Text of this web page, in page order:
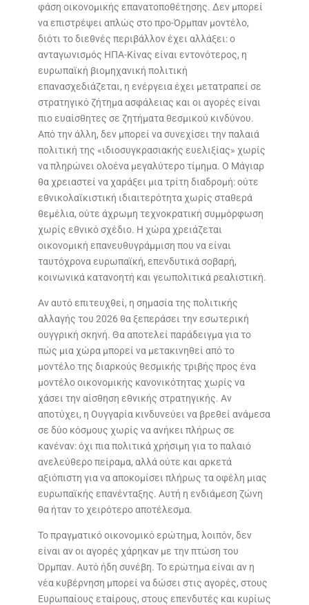
φάση οικονομικής επανατοποθέτησης. Δεν μπορεί
να επιστρέψει απλώς στο προ-Όρμπαν μοντέλο,
διότι το διεθνές περιβάλλον έχει αλλάξει: ο
ανταγωνισμός ΗΠΑ-Κίνας είναι εντονότερος, η
ευρωπαϊκή βιομηχανική πολιτική
επανασχεδιάζεται, η ενέργεια έχει μετατραπεί σε
στρατηγικό ζήτημα ασφάλειας και οι αγορές είναι
πιο ευαίσθητες σε ζητήματα θεσμικού κινδύνου.
Από την άλλη, δεν μπορεί να συνεχίσει την παλαιά
πολιτική της «ιδιοσυγκρασιακής ευελιξίας» χωρίς
να πληρώνει ολοένα μεγαλύτερο τίμημα. Ο Μάγιαρ
θα χρειαστεί να χαράξει μια τρίτη διαδρομή: ούτε
εθνικολαϊκιστική ιδιαιτερότητα χωρίς σταθερά
θεμέλια, ούτε άχρωμη τεχνοκρατική συμμόρφωση
χωρίς εθνικό σχέδιο. Η χώρα χρειάζεται
οικονομική επανευθυγράμμιση που να είναι
ταυτόχρονα ευρωπαϊκή, επενδυτικά σοβαρή,
κοινωνικά κατανοητή και γεωπολιτικά ρεαλιστική.
Αν αυτό επιτευχθεί, η σημασία της πολιτικής
αλλαγής του 2026 θα ξεπεράσει την εσωτερική
ουγγρική σκηνή. Θα αποτελεί παράδειγμα για το
πώς μια χώρα μπορεί να μετακινηθεί από το
μοντέλο της διαρκούς θεσμικής τριβής προς ένα
μοντέλο οικονομικής κανονικότητας χωρίς να
χάσει την αίσθηση εθνικής στρατηγικής. Αν
αποτύχει, η Ουγγαρία κινδυνεύει να βρεθεί ανάμεσα
σε δύο κόσμους χωρίς να ανήκει πλήρως σε
κανέναν: όχι πια πολιτικά χρήσιμη για το παλαιό
ανελεύθερο πείραμα, αλλά ούτε και αρκετά
αξιόπιστη για να αποκομίσει πλήρως τα οφέλη μιας
ευρωπαϊκής επανένταξης. Αυτή η ενδιάμεση ζώνη
θα ήταν το χειρότερο αποτέλεσμα.
Το πραγματικό οικονομικό ερώτημα, λοιπόν, δεν
είναι αν οι αγορές χάρηκαν με την πτώση του
Όρμπαν. Αυτό ήδη συνέβη. Το ερώτημα είναι αν η
νέα κυβέρνηση μπορεί να δώσει στις αγορές, στους
Ευρωπαίους εταίρους, στους επενδυτές και κυρίως